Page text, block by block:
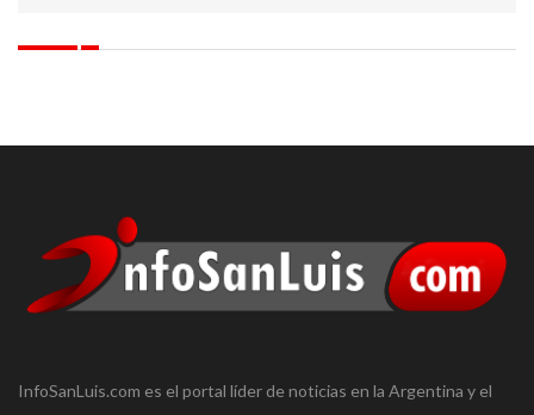
InfoSanLuis.com es el portal líder de noticias en la Argentina y el